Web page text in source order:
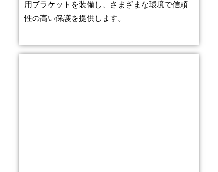
用ブラケットを装備し、さまざまな環境で信頼
性の高い保護を提供します。